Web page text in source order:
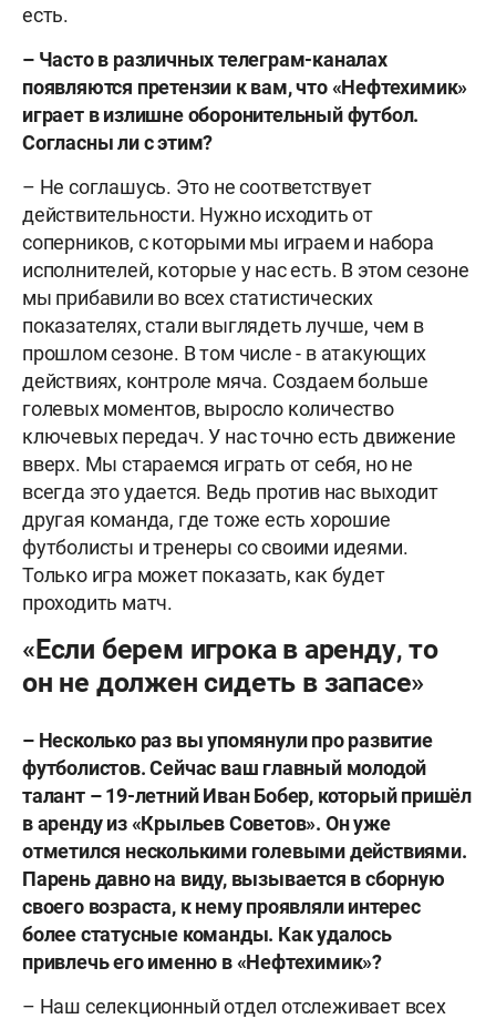
есть.
– Часто в различных телеграм-каналах
появляются претензии к вам, что «Нефтехимик»
играет в излишне оборонительный футбол.
Согласны ли с этим?
– Не соглашусь. Это не соответствует
действительности. Нужно исходить от
соперников, с которыми мы играем и набора
исполнителей, которые у нас есть. В этом сезоне
мы прибавили во всех статистических
показателях, стали выглядеть лучше, чем в
прошлом сезоне. В том числе - в атакующих
действиях, контроле мяча. Создаем больше
голевых моментов, выросло количество
ключевых передач. У нас точно есть движение
вверх. Мы стараемся играть от себя, но не
всегда это удается. Ведь против нас выходит
другая команда, где тоже есть хорошие
футболисты и тренеры со своими идеями.
Только игра может показать, как будет
проходить матч.
«Если берем игрока в аренду, то
он не должен сидеть в запасе»
– Несколько раз вы упомянули про развитие
футболистов. Сейчас ваш главный молодой
талант – 19-летний Иван Бобер, который пришёл
в аренду из «Крыльев Советов». Он уже
отметился несколькими голевыми действиями.
Парень давно на виду, вызывается в сборную
своего возраста, к нему проявляли интерес
более статусные команды. Как удалось
привлечь его именно в «Нефтехимик»?
– Наш селекционный отдел отслеживает всех